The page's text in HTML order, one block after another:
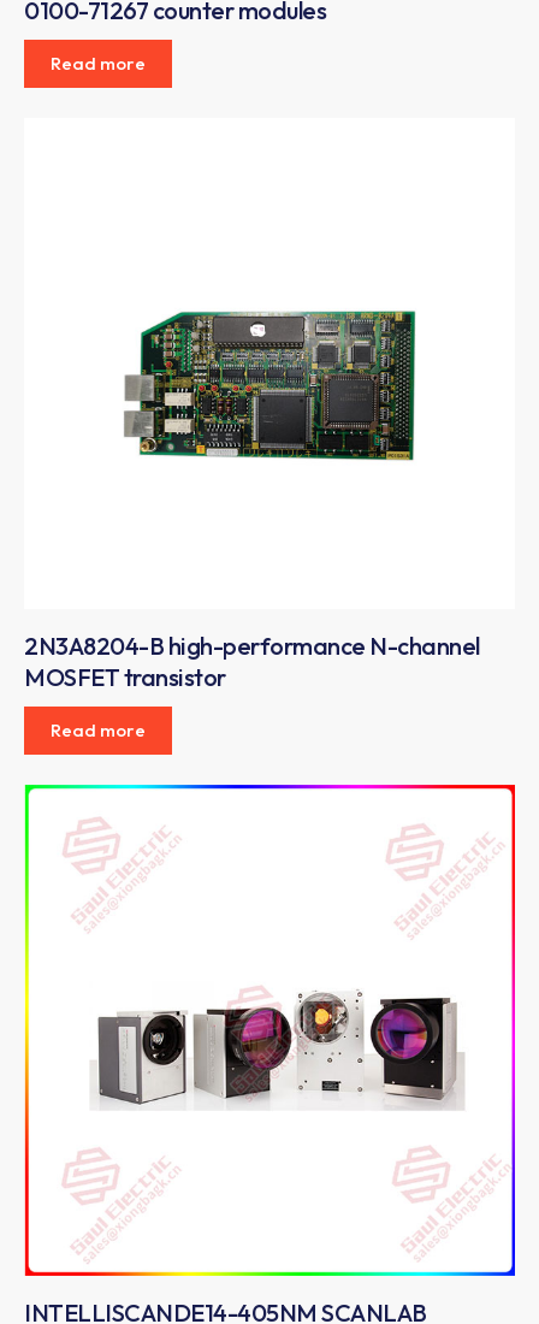
0100-71267 counter modules
Read more
2N3A8204-B high-performance N-channel
MOSFET transistor
Read more
INTELLISCANDE14-405NM SCANLAB